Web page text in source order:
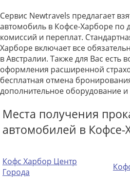
Сервис Newtravels предлагает
автомобиль в Кофсе-Харборе
комиссий и переплат.
Харборе включает все
в Австралии. Также для Вас есть
оформления расширенной
бесплатная отмена
дополнительное оборудование и
Места получения
автомобилей в Кофсе-
Кофс Харбор Центр
Города